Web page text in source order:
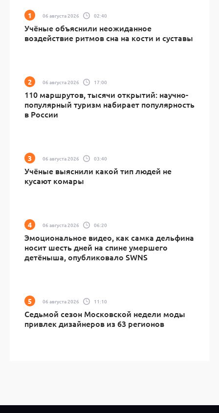
06 августа 2026 02:40
Учёные объяснили неожиданное
воздействие ритмов сна на кости и суставы
06 августа 2026 17:00
110 маршрутов, тысячи открытий: научно-
популярный туризм набирает популярность
в России
06 августа 2026 03:40
Учёные выяснили какой тип людей не
кусают комары
06 августа 2026 06:20
Эмоциональное видео, как самка дельфина
носит шесть дней на спине умершего
детёныша, опубликовало SWNS
06 августа 2026 11:10
Седьмой сезон Московской недели моды
привлек дизайнеров из 63 регионов